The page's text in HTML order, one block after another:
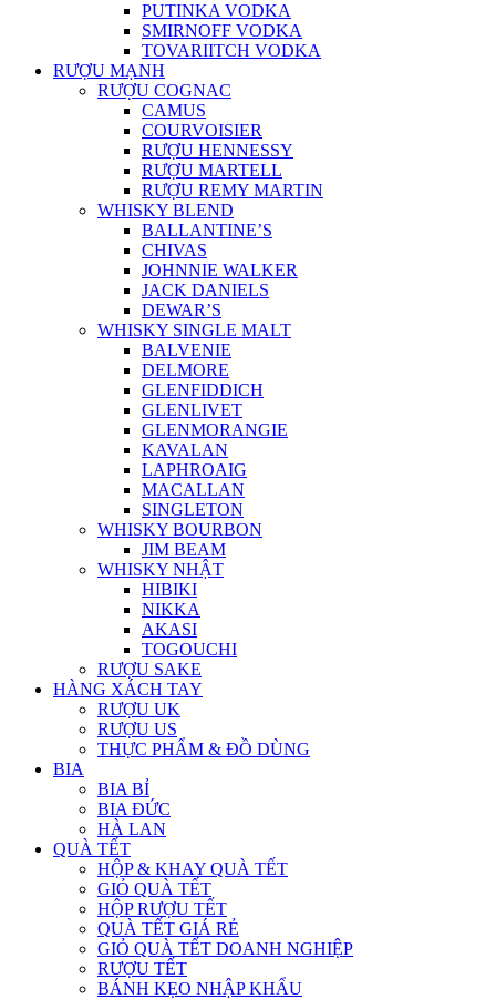
PUTINKA VODKA
SMIRNOFF VODKA
TOVARIITCH VODKA
RƯỢU MẠNH
RƯỢU COGNAC
CAMUS
COURVOISIER
RƯỢU HENNESSY
RƯỢU MARTELL
RƯỢU REMY MARTIN
WHISKY BLEND
BALLANTINE’S
CHIVAS
JOHNNIE WALKER
JACK DANIELS
DEWAR’S
WHISKY SINGLE MALT
BALVENIE
DELMORE
GLENFIDDICH
GLENLIVET
GLENMORANGIE
KAVALAN
LAPHROAIG
MACALLAN
SINGLETON
WHISKY BOURBON
JIM BEAM
WHISKY NHẬT
HIBIKI
NIKKA
AKASI
TOGOUCHI
RƯỢU SAKE
HÀNG XÁCH TAY
RƯỢU UK
RƯỢU US
THỰC PHẨM & ĐỒ DÙNG
BIA
BIA BỈ
BIA ĐỨC
HÀ LAN
QUÀ TẾT
HỘP & KHAY QUÀ TẾT
GIỎ QUÀ TẾT
HỘP RƯỢU TẾT
QUÀ TẾT GIÁ RẺ
GIỎ QUÀ TẾT DOANH NGHIỆP
RƯỢU TẾT
BÁNH KẸO NHẬP KHẨU